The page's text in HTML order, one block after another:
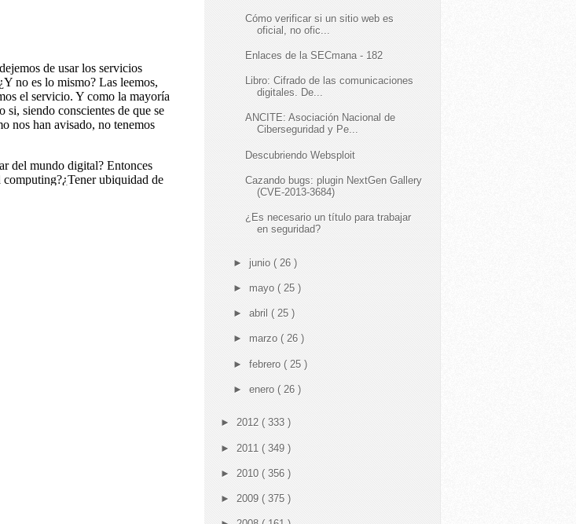
Cómo verificar si un sitio web es
oficial, no ofic...
Enlaces de la SECmana - 182
Libro: Cifrado de las comunicaciones
digitales. De...
ANCITE: Asociación Nacional de
Ciberseguridad y Pe...
Descubriendo Websploit
Cazando bugs: plugin NextGen Gallery
(CVE-2013-3684)
¿Es necesario un título para trabajar
en seguridad?
► junio ( 26 )
► mayo ( 25 )
► abril ( 25 )
► marzo ( 26 )
► febrero ( 25 )
► enero ( 26 )
► 2012 ( 333 )
► 2011 ( 349 )
► 2010 ( 356 )
► 2009 ( 375 )